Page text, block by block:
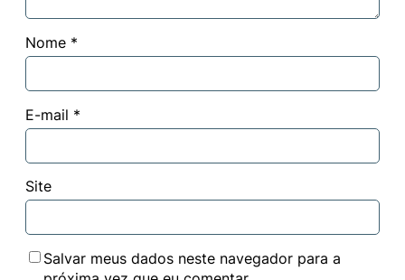
Nome *
E-mail *
Site
Salvar meus dados neste navegador para a